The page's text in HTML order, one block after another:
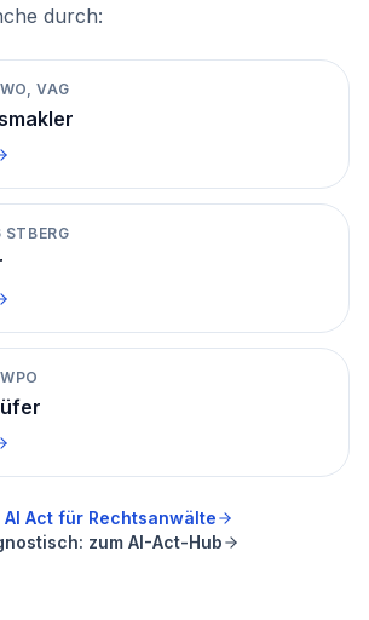
durch:
VAG
AI Act für Rechtsanwälte
zum AI-Act-Hub